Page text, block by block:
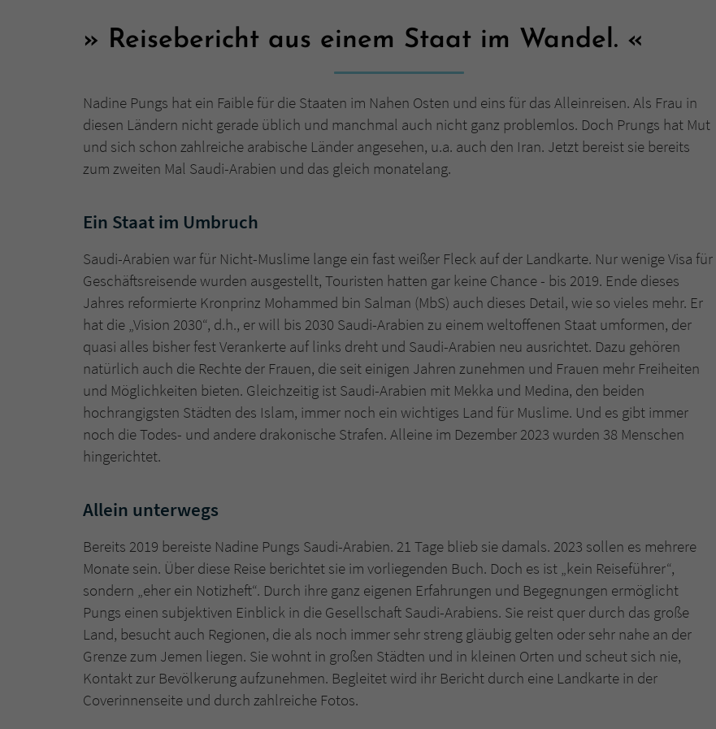
Reisebericht aus einem Staat im Wandel.
Nadine Pungs hat ein Faible für die Staaten im Nahen Osten und eins für das Alleinreisen. Als Frau in
diesen Ländern nicht gerade üblich und manchmal auch nicht ganz problemlos. Doch Prungs hat Mut
und sich schon zahlreiche arabische Länder angesehen, u.a. auch den Iran. Jetzt bereist sie bereits
zum zweiten Mal Saudi-Arabien und das gleich monatelang.
Ein Staat im Umbruch
Saudi-Arabien war für Nicht-Muslime lange ein fast weißer Fleck auf der Landkarte. Nur wenige Visa für
Geschäftsreisende wurden ausgestellt, Touristen hatten gar keine Chance - bis 2019. Ende dieses
Jahres reformierte Kronprinz Mohammed bin Salman (MbS) auch dieses Detail, wie so vieles mehr. Er
hat die „Vision 2030“, d.h., er will bis 2030 Saudi-Arabien zu einem weltoffenen Staat umformen, der
quasi alles bisher fest Verankerte auf links dreht und Saudi-Arabien neu ausrichtet. Dazu gehören
natürlich auch die Rechte der Frauen, die seit einigen Jahren zunehmen und Frauen mehr Freiheiten
und Möglichkeiten bieten. Gleichzeitig ist Saudi-Arabien mit Mekka und Medina, den beiden
hochrangigsten Städten des Islam, immer noch ein wichtiges Land für Muslime. Und es gibt immer
noch die Todes- und andere drakonische Strafen. Alleine im Dezember 2023 wurden 38 Menschen
hingerichtet.
Allein unterwegs
Bereits 2019 bereiste Nadine Pungs Saudi-Arabien. 21 Tage blieb sie damals. 2023 sollen es mehrere
Monate sein. Über diese Reise berichtet sie im vorliegenden Buch. Doch es ist „kein Reiseführer“,
sondern „eher ein Notizheft“. Durch ihre ganz eigenen Erfahrungen und Begegnungen ermöglicht
Pungs einen subjektiven Einblick in die Gesellschaft Saudi-Arabiens. Sie reist quer durch das große
Land, besucht auch Regionen, die als noch immer sehr streng gläubig gelten oder sehr nahe an der
Grenze zum Jemen liegen. Sie wohnt in großen Städten und in kleinen Orten und scheut sich nie,
Kontakt zur Bevölkerung aufzunehmen. Begleitet wird ihr Bericht durch eine Landkarte in der
Coverinnenseite und durch zahlreiche Fotos.
Name tx_pwcomments_ahash
Anbieter
Laufzeit 1 Jahr
Zweck Cookie für Kommentare einzelner Buchtitel
Laufzeit Session
Zweck
Dieses Cookie gewährleistet die Kommunikation der
Webseite mit dem Benutzer. Es wird benötigt um z. B.
den Sicherheitscode des Kontaktformulars zu
überprüfen.